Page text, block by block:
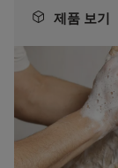
제품 보기